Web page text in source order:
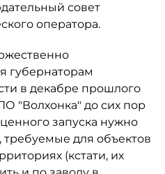
совет
оператора.
губернаторам
в декабре прошлого
"Волхонка" до сих пор
запуска нужно
требуемые для объектов
(кстати, их